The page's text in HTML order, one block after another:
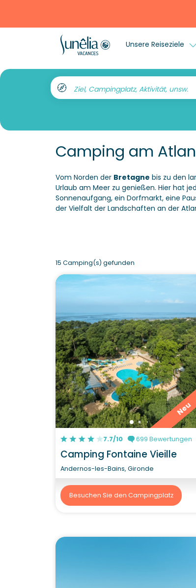
Unsere Reiseziele
Ziel, Campingplatz, Aktivität, unsw.
Camping am
Vom Norden der Bretagne bis zu den
Urlaub am Meer zu genießen. Hier hat
Sonnenaufgang, ein Dorfmarkt, eine
der Vielfalt der Landschaften an der
15 Camping(s) gefunden
Neu
7.7/10 699 Bewertungen
Camping Fontaine Vieille
Andernos-les-Bains, Gironde
Besuchen Sie den Campingplatz